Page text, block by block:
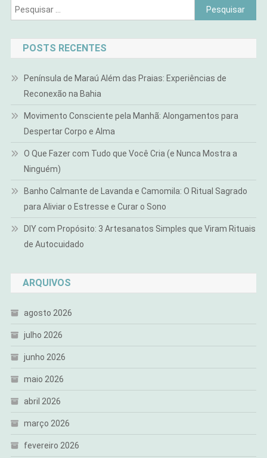
Pesquisar
por:
POSTS RECENTES
Península de Maraú Além das Praias: Experiências de
Reconexão na Bahia
Movimento Consciente pela Manhã: Alongamentos para
Despertar Corpo e Alma
O Que Fazer com Tudo que Você Cria (e Nunca Mostra a
Ninguém)
Banho Calmante de Lavanda e Camomila: O Ritual Sagrado
para Aliviar o Estresse e Curar o Sono
DIY com Propósito: 3 Artesanatos Simples que Viram Rituais
de Autocuidado
ARQUIVOS
agosto 2026
julho 2026
junho 2026
maio 2026
abril 2026
março 2026
fevereiro 2026